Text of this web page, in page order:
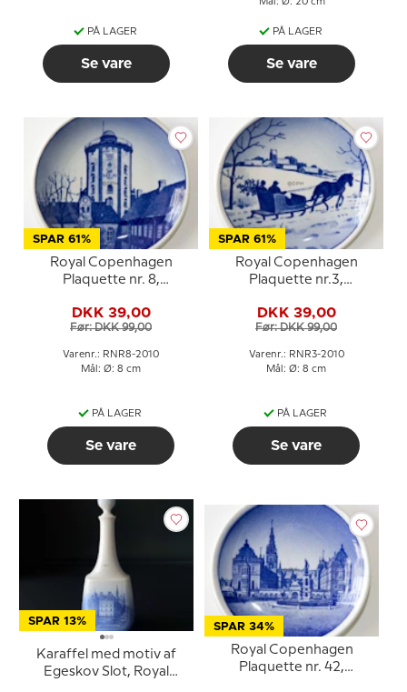
PÅ LAGER
Se vare
Mål: Ø: 20 cm
PÅ LAGER
Se vare
SPAR 61%
Royal Copenhagen
Plaquette nr. 8,
DKK 39,00
Før: DKK 99,00
Varenr.: RNR8-2010
Mål: Ø: 8 cm
PÅ LAGER
Se vare
SPAR 61%
Royal Copenhagen
Plaquette nr.3,
DKK 39,00
Før: DKK 99,00
Varenr.: RNR3-2010
Mål: Ø: 8 cm
PÅ LAGER
Se vare
SPAR 13%
Karaffel med motiv af
Egeskov Slot, Royal
SPAR 34%
Royal Copenhagen
Plaquette nr. 42,